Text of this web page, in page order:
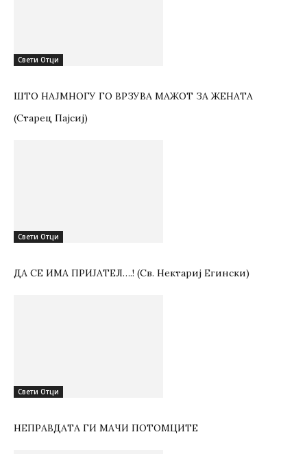
Свети Отци
ШТО НАЈМНОГУ ГО ВРЗУВА МАЖОТ ЗА ЖЕНАТА
(Старец Пајсиј)
Свети Отци
ДА СЕ ИМА ПРИЈАТЕЛ….! (Св. Нектариј Егински)
Свети Отци
НЕПРАВДАТА ГИ МАЧИ ПОТОМЦИТЕ